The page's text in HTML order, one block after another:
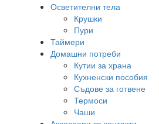
Осветителни тела
Крушки
Пури
Таймери
Домашни потреби
Кутии за храна
Кухненски пособия
Съдове за готвене
Термоси
Чаши